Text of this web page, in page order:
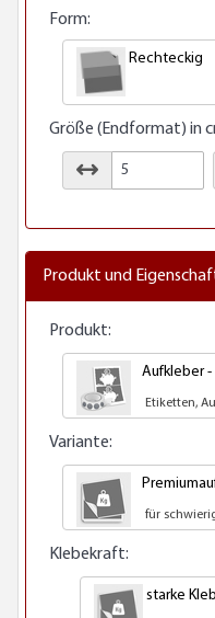
Form:
Rechteckig
Größe (Endformat) in
Produkt und
Produkt:
Aufkleber
Etiketten,
Variante:
für
Klebekraft:
starke